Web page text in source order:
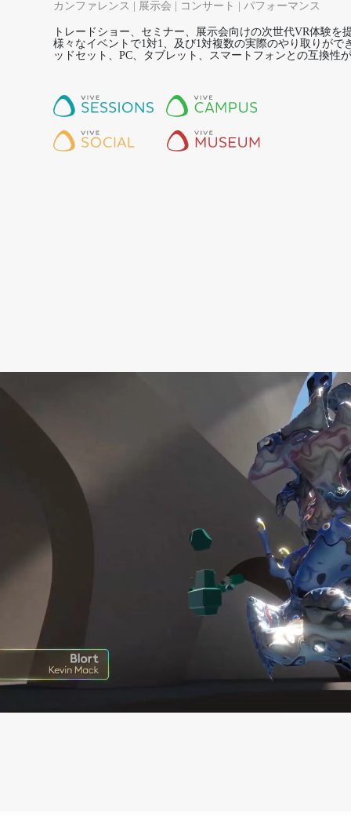
カンファレンス | 展示会 | コンサート | パフォーマンス
トレードショー、セミナー、展示会向けの次世代VR体験を
様々なイベントで1対1、及び1対複数の実際のやり取りがで
ッドセット、PC、タブレット、スマートフォンとの互換性